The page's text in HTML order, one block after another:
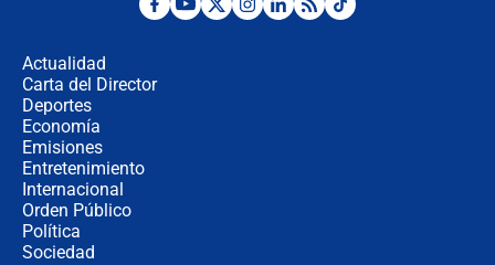
Posesión de Abelardo De La Espriella
Actualidad
Carta del Director
Deportes
Economía
Emisiones
Entretenimiento
Internacional
Orden Público
Política
Sociedad